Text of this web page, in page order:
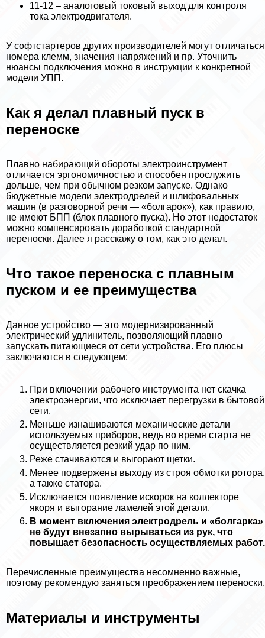
11-12 – аналоговый токовый выход для контроля
тока электродвигателя.
У софтстартеров других производителей могут отличаться
номера клемм, значения напряжений и пр. Уточнить
нюансы подключения можно в инструкции к конкретной
модели УПП.
Как я делал плавный пуск в
переноске
Плавно набирающий обороты электроинструмент
отличается эргономичностью и способен прослужить
дольше, чем при обычном резком запуске. Однако
бюджетные модели электродрелей и шлифовальных
машин (в разговорной речи — «болгарок»), как правило,
не имеют БПП (блок плавного пуска). Но этот недостаток
можно компенсировать доработкой стандартной
переноски. Далее я расскажу о том, как это делал.
Что такое переноска с плавным
пуском и ее преимущества
Данное устройство — это модернизированный
электрический удлинитель, позволяющий плавно
запускать питающиеся от сети устройства. Его плюсы
заключаются в следующем:
При включении рабочего инструмента нет скачка
электроэнергии, что исключает перегрузки в бытовой
сети.
Меньше изнашиваются механические детали
используемых приборов, ведь во время старта не
осуществляется резкий удар по ним.
Реже стачиваются и выгорают щетки.
Менее подвержены выходу из строя обмотки ротора,
а также статора.
Исключается появление искорок на коллекторе
якоря и выгорание ламелей этой детали.
В момент включения электродрель и «болгарка»
не будут внезапно вырываться из рук, что
повышает безопасность осуществляемых работ.
Перечисленные преимущества несомненно важные,
поэтому рекомендую заняться преображением переноски.
Материалы и инструменты